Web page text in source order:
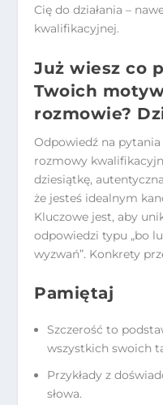
Cię do działania –
kwalifikacyjnej.
Już wiesz co
Twoich
rozmowie?
Odpowiedź na
rozmowy
dziesiątkę,
że jesteś idealnym
Kluczowe jest, aby
odpowiedzi typu „bo
wyzwań”. Konkrety
Pamiętaj
Szczerość to
wszystkich swoich
Przykłady z
słowa.